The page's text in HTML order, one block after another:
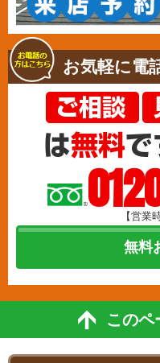
お気軽に電
【営業
無料
このペ